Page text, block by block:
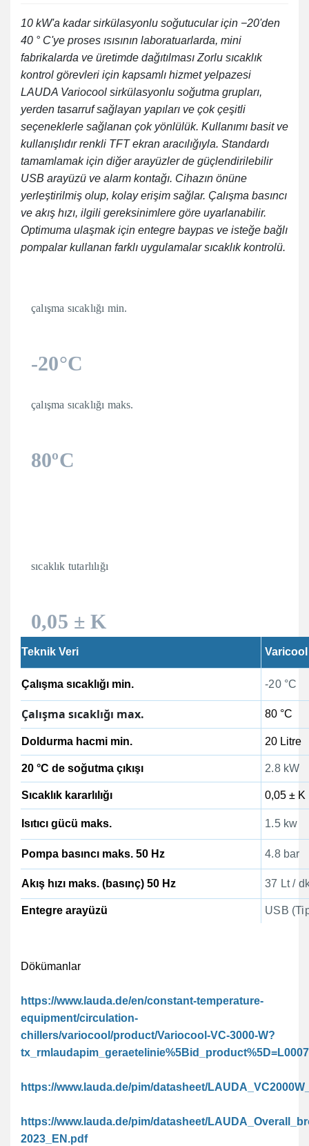
10 kW'a kadar sirkülasyonlu soğutucular için −20'den
40 ° C'ye proses ısısının laboratuarlarda, mini
fabrikalarda ve üretimde dağıtılması Zorlu sıcaklık
kontrol görevleri için kapsamlı hizmet yelpazesi
LAUDA Variocool sirkülasyonlu soğutma grupları,
yerden tasarruf sağlayan yapıları ve çok çeşitli
seçeneklerle sağlanan çok yönlülük. Kullanımı basit ve
kullanışlıdır renkli TFT ekran aracılığıyla. Standardı
tamamlamak için diğer arayüzler de güçlendirilebilir
USB arayüzü ve alarm kontağı. Cihazın önüne
yerleştirilmiş olup, kolay erişim sağlar. Çalışma basıncı
ve akış hızı, ilgili gereksinimlere göre uyarlanabilir.
Optimuma ulaşmak için entegre baypas ve isteğe bağlı
pompalar kullanan farklı uygulamalar sıcaklık kontrolü.
çalışma sıcaklığı min.
-20°C
çalışma sıcaklığı maks.
80ºC
sıcaklık tutarlılığı
0,05 ± K
Teknik Veri Varicool
Çalışma sıcaklığı min. -20 °C
Çalışma sıcaklığı max. 80 °C
Doldurma hacmi min. 20 Litre
20 °C de soğutma çıkışı 2.8 kW
Sıcaklık kararlılığı 0,05 ± K
Isıtıcı gücü maks. 1.5 kw
Pompa basıncı maks. 50 Hz 4.8 bar
Akış hızı maks. (basınç) 50 Hz 37 Lt /
Entegre arayüzü USB
Dökümanlar
https://www.lauda.de/en/constant-temperature-
equipment/circulation-
chillers/variocool/product/Variocool-VC-3000-W?
https://www.lauda.de/pim/datasheet/
https://www.lauda.de/pim/datasheet/
2023_EN.pdf